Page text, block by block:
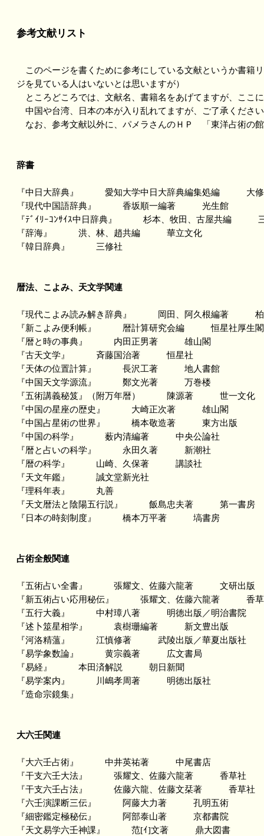
参考文献リスト
このページを書くために参考にしている文献というか書籍
ジを見ている人はいないとは思いますが）
ところどころでは、文献名、書籍名をあげてますが、ここ
中国や台湾、日本の本が入り乱れてますが、ご了承くださ
なお、参考文献以外に、パメラさんのＨＰ 「東洋占術の
辞書
『中日大辞典』 愛知大学中日大辞典編集処編 大修
『現代中国語辞典』 香坂順一編著 光生館
『ﾃﾞｲﾘｰｺﾝｻｲｽ中日辞典』 杉本、牧田、古屋共編
『辞海』 洪、林、趙共編 華立文化
『韓日辞典』 三修社
暦法、こよみ、天文学関連
『現代こよみ読み解き辞典』 岡田、阿久根編著 柏
『新こよみ便利帳』 暦計算研究会編 恒星社厚生閣
『暦と時の事典』 内田正男著 雄山閣
『古天文学』 斉藤国治著 恒星社
『天体の位置計算』 長沢工著 地人書館
『中国天文学源流』 鄭文光著 万巻楼
『五術講義秘笈』（附万年暦） 陳源著 世一文化
『中国の星座の歴史』 大崎正次著 雄山閣
『中国占星術の世界』 橋本敬造著 東方出版
『中国の科学』 薮内清編著 中央公論社
『暦と占いの科学』 永田久著 新潮社
『暦の科学』 山崎、久保著 講談社
『天文年鑑』 誠文堂新光社
『理科年表』 丸善
『天文暦法と陰陽五行説』 飯島忠夫著 第一書房
『日本の時刻制度』 橋本万平著 塙書房
占術全般関連
『五術占い全書』 張耀文、佐藤六龍著 文研出版
『新五術占い応用秘伝』 張耀文、佐藤六龍著 香草
『五行大義』 中村璋八著 明徳出版／明治書院
『述卜筮星相学』 袁樹珊編著 新文豊出版
『河洛精薀』 江慎修著 武陵出版／華夏出版社
『易学象数論』 黄宗義著 広文書局
『易経』 本田済解説 朝日新聞
『易学案内』 川嶋孝周著 明徳出版社
『造命宗鏡集』
大六壬関連
『大六壬占術』 中井英祐著 中尾書店
『干支六壬大法』 張耀文、佐藤六龍著 香草社
『干支六壬占法』 佐藤六龍、佐藤文栞著 香草社
『六壬演課断三伝』 阿藤大力著 孔明五術
『細密鑑定極秘伝』 阿部泰山著 京都書院
『天文易学六壬神課』 范[ｲ]文著 鼎大図書